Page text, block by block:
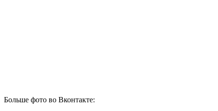
Больше фото во Вконтакте: